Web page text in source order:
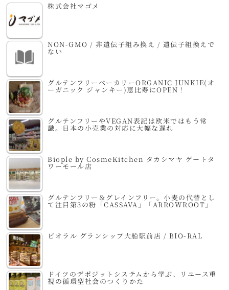
株式会社マゴメ
NON-GMO / 非遺伝子組み換え / 遺伝子組換えで
ない
グルテンフリーベーカリーORGANIC JUNKIE(オ
ーガニック ジャンキー)恵比寿にOPEN！
グルテンフリーやVEGAN表記は欧米ではもう常
識。日本の小売業の対応に大幅な遅れ
Biople by CosmeKitchen タカシマヤ ゲートタ
ワーモール店
グルテンフリー＆グレインフリー。小麦の代替とし
て注目第3の粉「CASSAVA」「ARROWROOT」
ビオラル グランシップ大船駅前店 / BIO-RAL
ドイツのデポジットシステムから学ぶ、リユース重
視の循環型社会のつくりかた